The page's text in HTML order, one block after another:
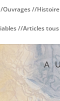
//
//Articles